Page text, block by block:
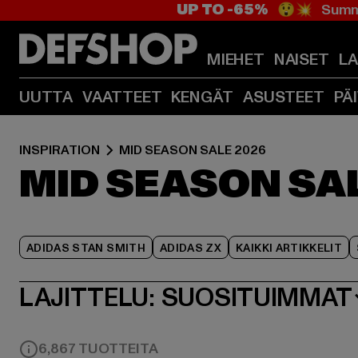
UP TO -65% 😲💥
MIEHET NAISET
UUTTA VAATTEET KENGÄT ASUSTEET
INSPIRATION MID SEASON SALE 2026
MID SEASON
ADIDAS STAN SMITH ADIDAS ZX KAIKKI ARTIKKELIT
LAJITTELU: SUOSITUIMMAT
6,867 TUOTTEITA